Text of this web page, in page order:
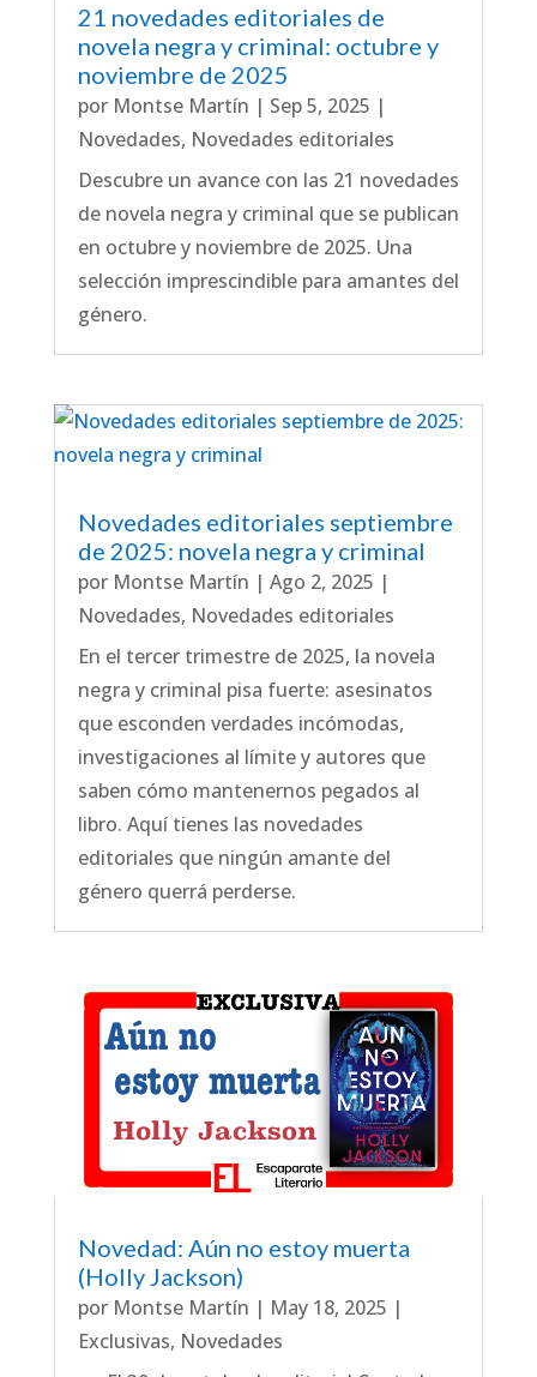
21 novedades editoriales de
novela negra y criminal: octubre y
noviembre de 2025
por Montse Martín | Sep 5, 2025 |
Novedades, Novedades editoriales
Descubre un avance con las 21 novedades
de novela negra y criminal que se publican
en octubre y noviembre de 2025. Una
selección imprescindible para amantes del
género.
Novedades editoriales septiembre
de 2025: novela negra y criminal
por Montse Martín | Ago 2, 2025 |
Novedades, Novedades editoriales
En el tercer trimestre de 2025, la novela
negra y criminal pisa fuerte: asesinatos
que esconden verdades incómodas,
investigaciones al límite y autores que
saben cómo mantenernos pegados al
libro. Aquí tienes las novedades
editoriales que ningún amante del
género querrá perderse.
Novedad: Aún no estoy muerta
(Holly Jackson)
por Montse Martín | May 18, 2025 |
Exclusivas, Novedades